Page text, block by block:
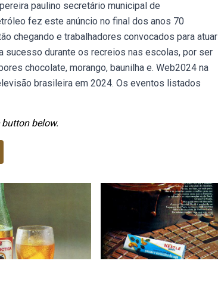
paulino secretário municipal de
fez este anúncio no final dos anos 70
chegando e trabalhadores convocados para atuar
durante os recreios nas escolas, por ser
chocolate, morango, baunilha e. Web2024 na
brasileira em 2024. Os eventos listados
below.